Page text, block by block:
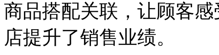
商品搭配关联，让顾客
店提升了销售业绩。